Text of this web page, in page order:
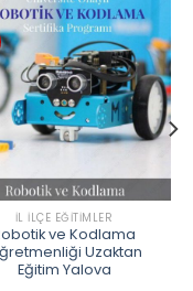
İL İLÇE EĞITIMLER
ve Kodlama
Uzaktan
Eğitim Yalova